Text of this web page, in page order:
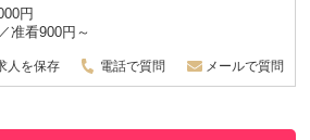
円
准看900円～
人を保存 電話で質問 メールで質問